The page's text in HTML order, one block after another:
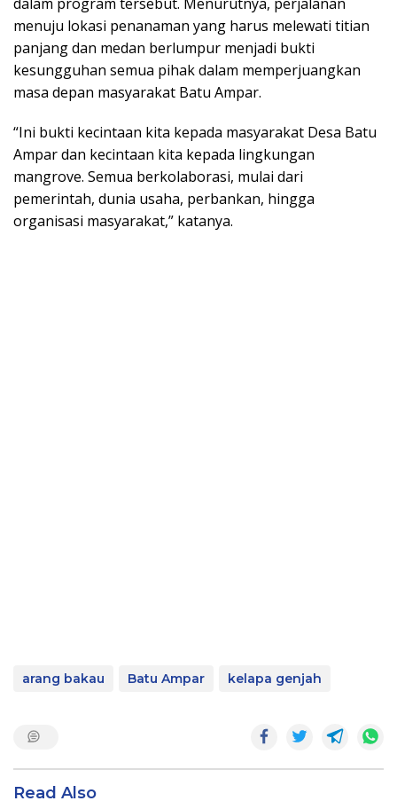
menuju lokasi penanaman yang harus melewati titian
panjang dan medan berlumpur menjadi bukti
kesungguhan semua pihak dalam memperjuangkan
masa depan masyarakat Batu Ampar.
“Ini bukti kecintaan kita kepada masyarakat Desa Batu
Ampar dan kecintaan kita kepada lingkungan
mangrove. Semua berkolaborasi, mulai dari
pemerintah, dunia usaha, perbankan, hingga
organisasi masyarakat,” katanya.
arang bakau Batu Ampar kelapa genjah
Read Also